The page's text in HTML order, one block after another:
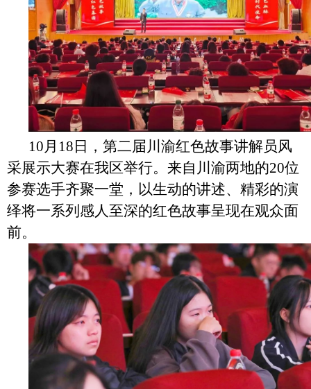
10月18日 ，第二届 川渝红色故事讲解员风
采展示大赛在我区举行。 来自川渝两地的20位
参赛选手齐聚一堂，以生动的讲述、精彩的演
绎将一系列感人至深的红色故事呈现在观众面
前。